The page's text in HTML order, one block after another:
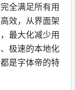
全满足所有用
效，从界面架
最大化减少用
极速的本地化
是字体帝的特